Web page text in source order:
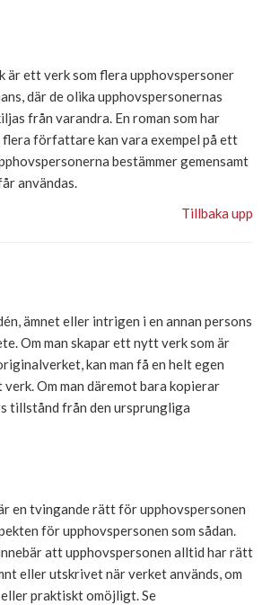
är ett verk som flera upphovspersoner
där de olika upphovspersonernas
från varandra. En roman som har
författare kan vara exempel på ett
bestämmer gemensamt
användas.
Tillbaka upp
ämnet eller intrigen i en annan persons
Om man skapar ett nytt verk som är
kan man få en helt egen
Om man däremot bara kopierar
tillstånd från den ursprungliga
en tvingande rätt för upphovspersonen
för upphovspersonen som sådan.
att upphovspersonen alltid har rätt
eller utskrivet när verket används, om
praktiskt omöjligt. Se